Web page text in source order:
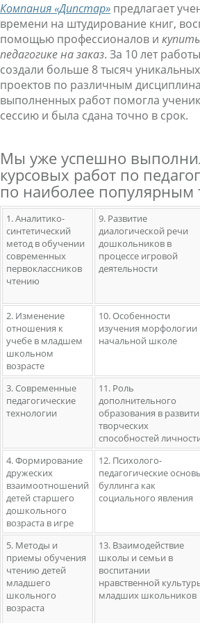
Компания «Дипстар» предлагает
времени на штудирование книг,
помощью профессионалов и купить
педагогике на заказ. За 10 лет
создали больше 8 тысяч
проектов по различным
выполненных работ помогла
сессию и была сдана точно в срок.
Мы уже успешно
курсовых работ по
по наиболее популярным
1. Аналитико-
синтетический
метод в обучении
современных
первоклассников
чтению
9. Развитие
диалогической речи
дошкольников в
процессе игровой
деятельности
2. Изменение
отношения к
учебе в младшем
школьном
возрасте
10. Особенности
изучения морфологии
начальной школе
3. Современные
педагогические
технологии
11. Роль
дополнительного
образования в
творческих
способностей
4. Формирование
дружеских
взаимоотношений
детей старшего
дошкольного
возраста в игре
12. Психолого-
педагогические
буллинга как
социального явления
5. Методы и
приемы обучения
чтению детей
младшего
школьного
возраста
13. Взаимодействие
школы и семьи в
воспитании
нравственной
младших школьников